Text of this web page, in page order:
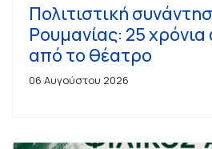
Πολιτιστική
Ρουμανίας: 25 χρόνια
από το θέατρο
06 Αυγούστου 2026